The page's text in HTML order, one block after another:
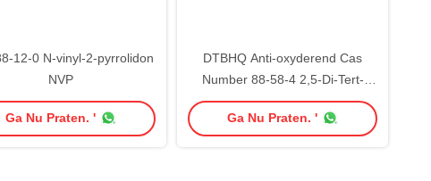
12-0 N-vinyl-2-pyrrolidon
NVP
Ga Nu Praten. '
DTBHQ Anti-oxyderend Cas
Number 88-58-4 2,5-Di-Tert-
Butylhydroquinone
Ga Nu Praten. '